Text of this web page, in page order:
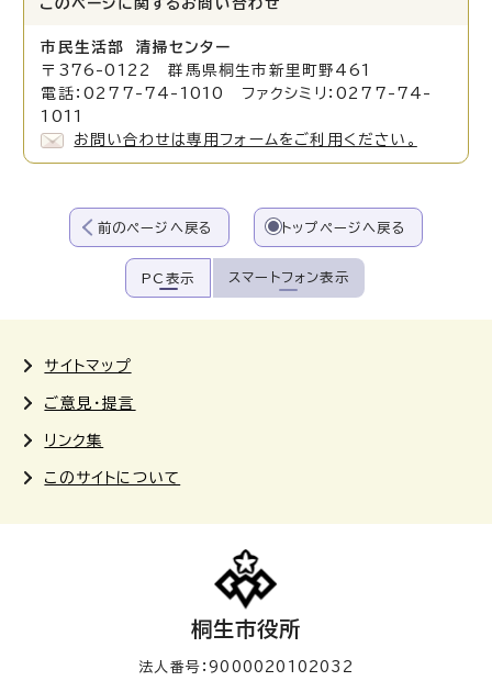
市民生活部 清掃センター
〒376-0122 群馬県桐生市新里町野461
電話：0277-74-1010 ファクシミリ：0277-74-
1011
お問い合わせは専用フォームをご利用ください。
前のページへ戻る トップページへ戻る
PC表示 スマートフォン表示
サイトマップ
ご意見・提言
リンク集
このサイトについて
桐生市役所
法人番号：9000020102032